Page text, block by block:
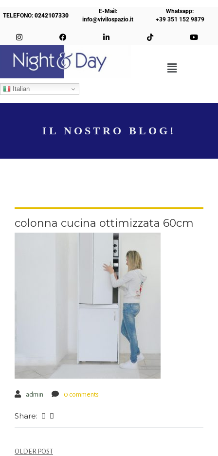
TELEFONO:0242107330
E-Mail:
info@vivilospazio.it
Whatsapp:
+39 351 152 9879
Italian
IL NOSTRO BLOG!
colonna cucina ottimizzata 60cm
admin 0 comments
Share:
OLDER POST